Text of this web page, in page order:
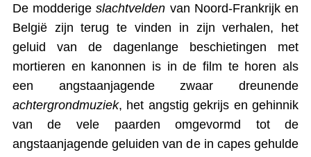
De modderigeslachtvelden van Noord-Frankrijk en
België zijn terug te vinden in zijn verhalen, het
geluid van de dagenlange beschietingen met
mortieren en kanonnen is in de film te horen als
een angstaanjagende zwaar dreunende
achtergrondmuziek, het angstig gekrijs en gehinnik
van de vele paarden omgevormd tot de
angstaanjagende geluiden van de in capes gehulde